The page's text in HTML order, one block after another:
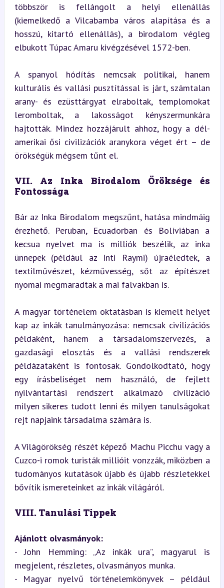
többször is fellángolt a helyi ellenállás
(kiemelkedő a Vilcabamba város alapítása és a
hosszú, kitartó ellenállás), a birodalom végleg
elbukott Túpac Amaru kivégzésével 1572-ben.
A spanyol hódítás nemcsak politikai, hanem
kulturális és vallási pusztítással is járt, számtalan
arany- és ezüsttárgyat elraboltak, templomokat
leromboltak, a lakosságot kényszermunkára
hajtották. Mindez hozzájárult ahhoz, hogy a dél-
amerikai ősi civilizációk aranykora véget ért – de
örökségük mégsem tűnt el.
VII. Az Inka Birodalom Öröksége és
Fontossága
Bár az Inka Birodalom megszűnt, hatása mindmáig
érezhető. Peruban, Ecuadorban és Bolíviában a
kecsua nyelvet ma is milliók beszélik, az inka
ünnepek (például az Inti Raymi) újraéledtek, a
textilművészet, kézművesség, sőt az építészet
nyomai megmaradtak a mai falvakban is.
A magyar történelem oktatásban is kiemelt helyet
kap az inkák tanulmányozása: nemcsak civilizációs
példaként, hanem a társadalomszervezés, a
gazdasági elosztás és a vallási rendszerek
példázataként is fontosak. Gondolkodtató, hogy
egy írásbeliséget nem használó, de fejlett
nyilvántartási rendszert alkalmazó civilizáció
milyen sikeres tudott lenni és milyen tanulságokat
rejt napjaink társadalma számára is.
A Világörökség részét képező Machu Picchu vagy a
Cuzco-i romok turisták millióit vonzzák, miközben a
tudományos kutatások újabb és újabb részletekkel
bővítik ismereteinket az inkák világáról.
VIII. Tanulási Tippek
Ajánlott olvasmányok:
- John Hemming: „Az inkák ura”, magyarul is
megjelent, részletes, olvasmányos munka.
- Magyar nyelvű történelemkönyvek – például